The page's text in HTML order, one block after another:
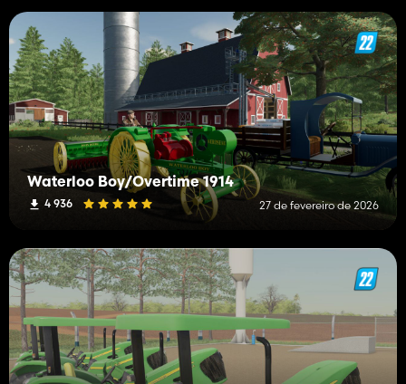
Waterloo Boy/Overtime 1914
4 936 27 de fevereiro de 2026